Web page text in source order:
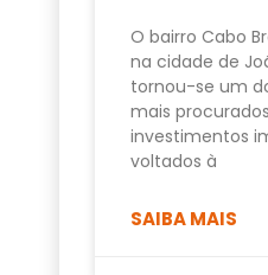
O bairro Cabo
na cidade de
tornou-se um
mais
investimentos
voltados à
SAIBA MAIS